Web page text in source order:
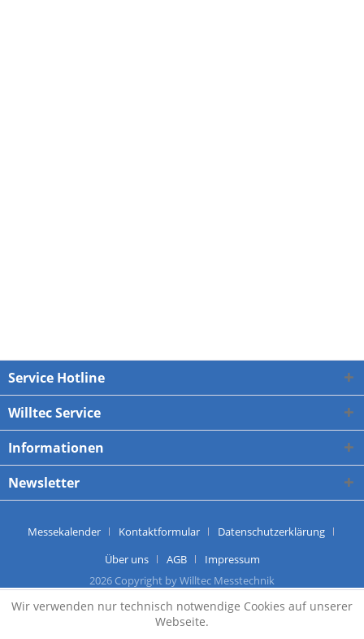
Service Hotline
Willtec Service
Informationen
Newsletter
Messekalender Kontaktformular
Datenschutzerklärung
Über uns
AGB
Impressum
2026 Copyright by Willtec Messtechnik
Wir verwenden nur technisch notwendige Cookies auf unserer
Webseite.